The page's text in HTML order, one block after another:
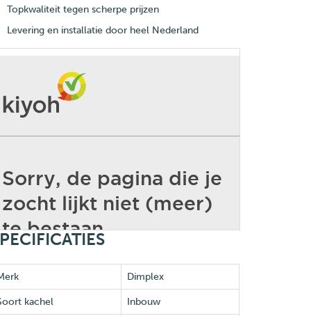
Topkwaliteit tegen scherpe prijzen
Levering en installatie door heel Nederland
Dimplex
kachel Inbouw